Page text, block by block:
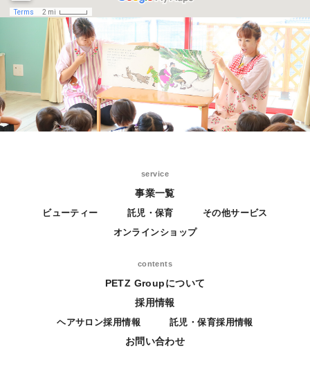
service
事業一覧
ビューティー 託児・保育
その他サービス
オンラインショップ
contents
PETZ Groupについて
採用情報
ヘアサロン採用情報 託児・保育採用情報
お問い合わせ